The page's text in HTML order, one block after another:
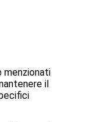
menzionati
il